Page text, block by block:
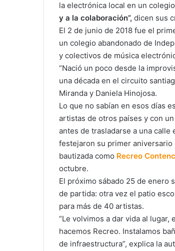
la electrónica local en un
y a la colaboración”, dicen sus
El 2 de junio de 2018 fue el
un colegio abandonado de
y colectivos de música
“Nació un poco desde la
una década en el circuito
Miranda y Daniela Hinojosa.
Lo que no sabían en esos días
artistas de otros países y con
antes de trasladarse a una calle
festejaron su primer aniversario
bautizada como Recreo
octubre.
El próximo sábado 25 de enero
de partida: otra vez el patio
para más de 40 artistas.
“Le volvimos a dar vida al
hacemos Recreo. Instalamos
de infraestructura”, explica la